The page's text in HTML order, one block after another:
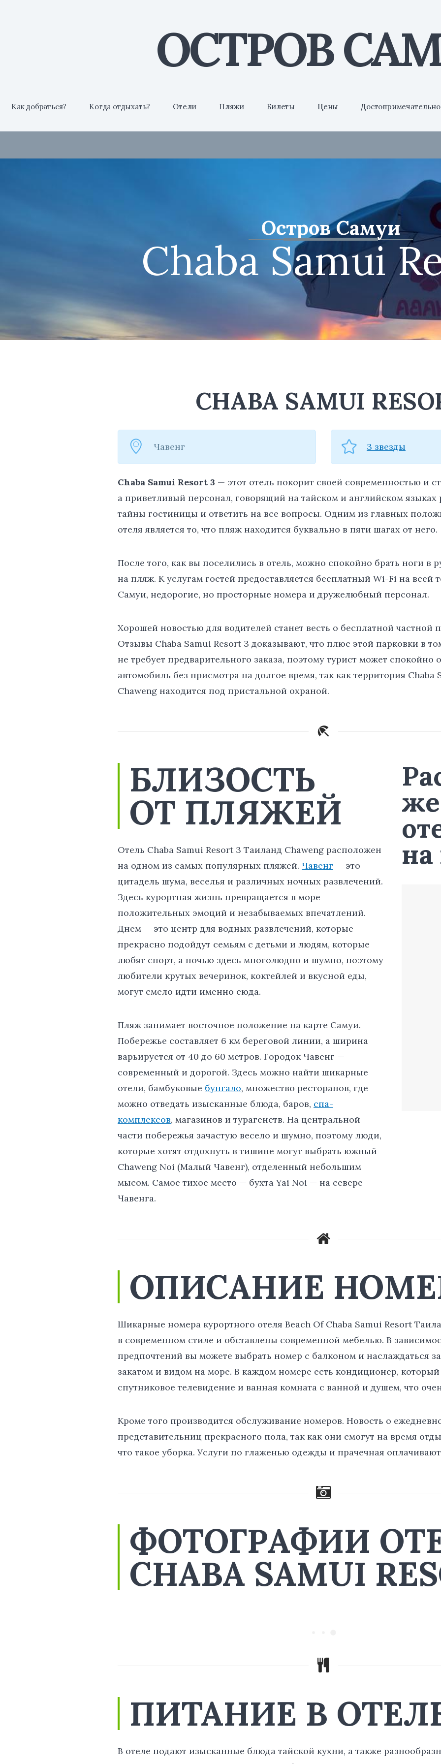
ОСТРОВ
Как добраться? Когда отдыхать? Отели Пляжи Билеты Цены
Остров Самуи
Chaba Samui
CHABA SAMUI
Чавенг 3 звезды
Chaba Samui Resort 3 — этот отель покорит своей современностью и
а приветливый персонал, говорящий на тайском и английском языках
тайны гостиницы и ответить на все вопросы. Одним из главных
отеля является то, что пляж находится буквально в пяти шагах от него.
После того, как вы поселились в отель, можно спокойно брать ноги в
на пляж. К услугам гостей предоставляется бесплатный Wi-Fi на всей
Самуи, недорогие, но просторные номера и дружелюбный персонал.
Хорошей новостью для водителей станет весть о бесплатной частной
Отзывы Chaba Samui Resort 3 доказывают, что плюс этой парковки в
не требует предварительного заказа, поэтому турист может спокойно
автомобиль без присмотра на долгое время, так как территория Chaba
Chaweng находится под пристальной охраной.
БЛИЗОСТЬ
ОТ ПЛЯЖЕЙ
Отель Chaba Samui Resort 3 Таиланд Chaweng расположен
на одном из самых популярных пляжей. Чавенг — это
цитадель шума, веселья и различных ночных развлечений.
Здесь курортная жизнь превращается в море
положительных эмоций и незабываемых впечатлений.
Днем — это центр для водных развлечений, которые
прекрасно подойдут семьям с детьми и людям, которые
любят спорт, а ночью здесь многолюдно и шумно, поэтому
любители крутых вечеринок, коктейлей и вкусной еды,
могут смело идти именно сюда.
Пляж занимает восточное положение на карте Самуи.
Побережье составляет 6 км береговой линии, а ширина
варьируется от 40 до 60 метров. Городок Чавенг —
современный и дорогой. Здесь можно найти шикарные
отели, бамбуковые бунгало, множество ресторанов, где
можно отведать изысканные блюда, баров, спа-
комплексов, магазинов и турагенств. На центральной
части побережья зачастую весело и шумно, поэтому люди,
которые хотят отдохнуть в тишине могут выбрать южный
Chaweng Noi (Малый Чавенг), отделенный небольшим
мысом. Самое тихое место — бухта Yai Noi — на севере
Чавенга.
на
ОПИСАНИЕ
Шикарные номера курортного отеля Beach Of Chaba Samui Resort
в современном стиле и обставлены современной мебелью. В
предпочтений вы можете выбрать номер с балконом и наслаждаться
закатом и видом на море. В каждом номере есть кондиционер,
спутниковое телевидение и ванная комната с ванной и душем, что
Кроме того производится обслуживание номеров. Новость о
представительниц прекрасного пола, так как они смогут на время
что такое уборка. Услуги по глаженью одежды и прачечная
ФОТОГРАФИИ
CHABA SAMUI
ПИТАНИЕ В
В отеле подают изысканные блюда тайской кухни, а также